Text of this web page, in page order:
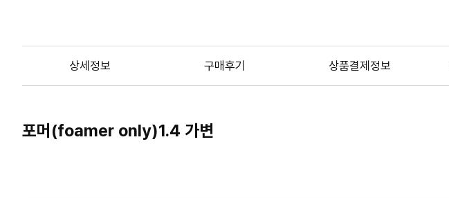
상세정보 구매후기 상품결제정보
포머(foamer only)1.4 가변